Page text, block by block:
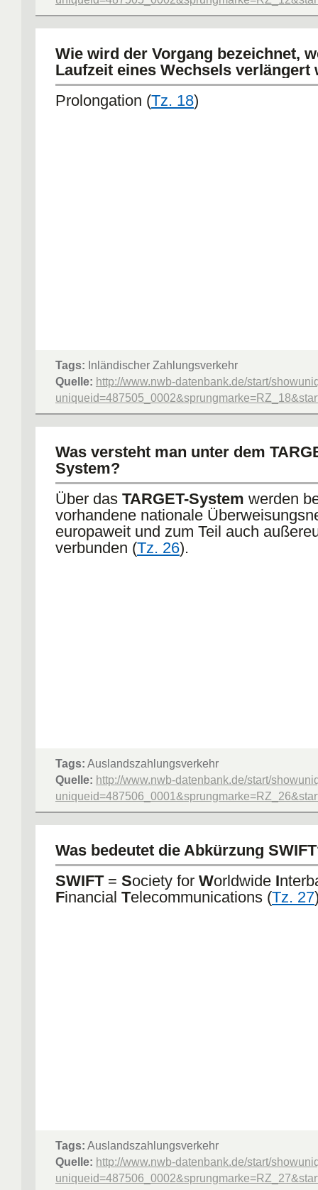
Wie wird der Vorgang bezeichnet,
Laufzeit eines Wechsels verlängert
Prolongation (Tz. 18)
Tags: Inländischer Zahlungsverkehr
Quelle: http://www.nwb-datenbank.de/start/
Was versteht man unter dem
System?
Über das TARGET-System werden
vorhandene nationale
europaweit und zum Teil auch
verbunden (Tz. 26).
Tags: Auslandszahlungsverkehr
Quelle: http://www.nwb-datenbank.de/start/
Was bedeutet die Abkürzung
SWIFT= Society for Worldwide I
Financial Telecommunications (Tz. 27
Tags: Auslandszahlungsverkehr
Quelle: http://www.nwb-datenbank.de/start/